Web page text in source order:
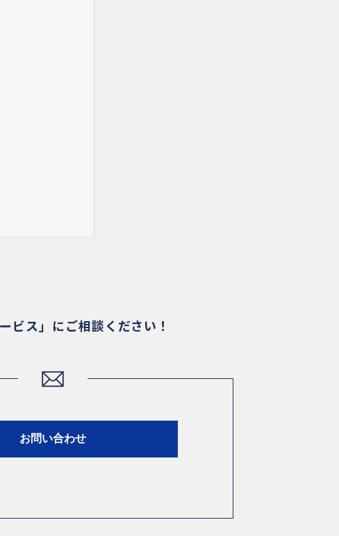
ビス」にご相談ください！
お問い合わせ